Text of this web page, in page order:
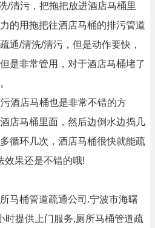
/清污，把拖把放进酒店马桶里
的用拖把往酒店马桶的排污管道
通/清洗/清污，但是动作要快，
是非常管用，对于酒店马桶堵了
酒店马桶也是非常不错的方
店马桶里面，然后边倒水边捣几
循环几次，酒店马桶很快就能疏
效果还是不错的哦!
马桶管道疏通公司.宁波市海曙
时提供上门服务,厕所马桶管道疏